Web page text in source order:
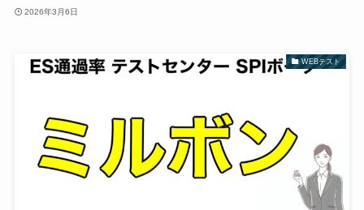
2026年3月6日
WEBテスト